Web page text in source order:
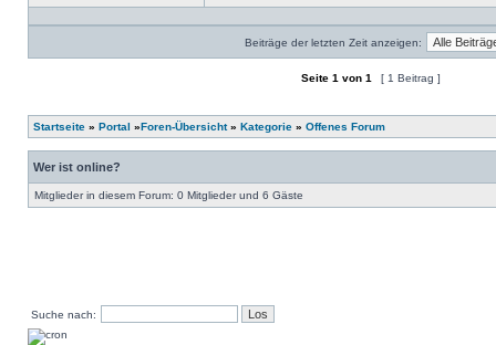
Profil
Beiträge der letzten Zeit anzeigen:
Seite 1 von 1 [ 1 Beitrag ]
Startseite » Portal »Foren-Übersicht» Kategorie » Offenes Forum
Wer ist online?
Mitglieder in diesem Forum: 0 Mitglieder und 6 Gäste
Suche nach: